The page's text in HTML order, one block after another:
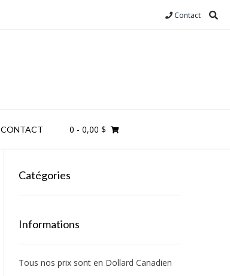
Contact
CONTACT 0 - 0,00 $
Catégories
Informations
Tous nos prix sont en Dollard Canadien